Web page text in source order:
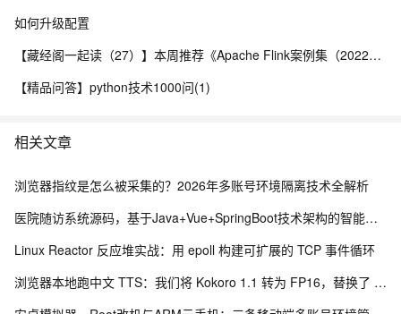
如何升级配置
【藏经阁一起读（27）】本周推荐《Apache Flink案例集（2022版）》，你有哪些心得？
【精品问答】python技术1000问(1)
相关文章
浏览器指纹是怎么被采集的？2026年多账号环境隔离技术全解析
医院随访系统源码，基于Java+Vue+SpringBoot技术架构的智能化管理平台
Linux Reactor 反应堆实战：用 epoll 构建可扩展的 TCP 事件循环
浏览器本地跑中文 TTS：我们将 Kokoro 1.1 转为 FP16，替换了 Piper 中文配音